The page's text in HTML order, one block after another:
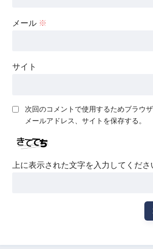
メール ※
サイト
次回のコメントで使用するためブラウザ
メールアドレス、サイトを保存する。
上に表示された文字を入力してくださ